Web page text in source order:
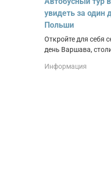
увидеть за один
Польши
Откройте для себя
день Варшава,
Информация